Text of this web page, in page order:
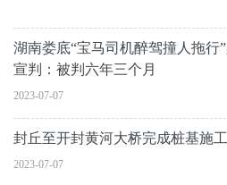
湖南娄底“宝马司机醉驾撞人拖行
宣判：被判六年三个月
2023-07-07
封丘至开封黄河大桥完成桩基施工
2023-07-07